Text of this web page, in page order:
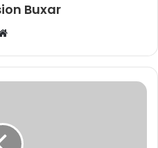
Buxar
b
s